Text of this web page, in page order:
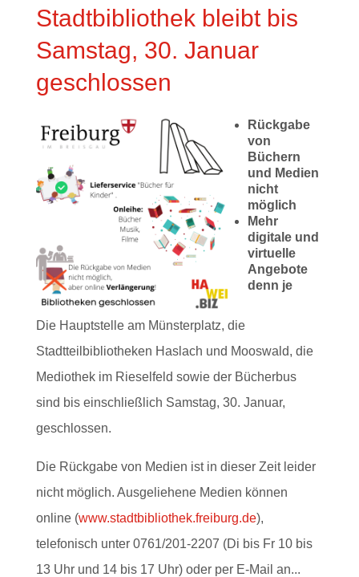
Stadtbibliothek bleibt bis
Samstag, 30. Januar
geschlossen
Rückgabe
von
Büchern
und Medien
nicht
möglich
Mehr
digitale und
virtuelle
Angebote
denn je
Die Hauptstelle am Münsterplatz, die
Stadtteilbibliotheken Haslach und Mooswald, die
Mediothek im Rieselfeld sowie der Bücherbus
sind bis einschließlich Samstag, 30. Januar,
geschlossen.
Die Rückgabe von Medien ist in dieser Zeit leider
nicht möglich. Ausgeliehene Medien können
online (www.stadtbibliothek.freiburg.de),
telefonisch unter 0761/201-2207 (Di bis Fr 10 bis
13 Uhr und 14 bis 17 Uhr) oder per E-Mail an...